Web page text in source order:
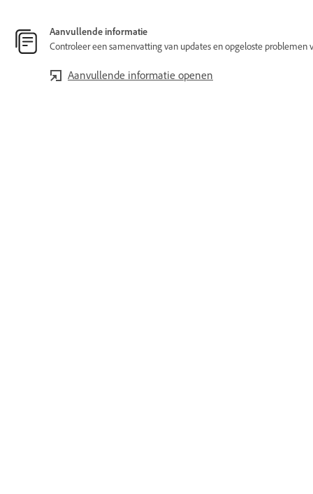
Aanvullende informatie
Controleer een samenvatting van updates en opgeloste problemen
Aanvullende informatie openen